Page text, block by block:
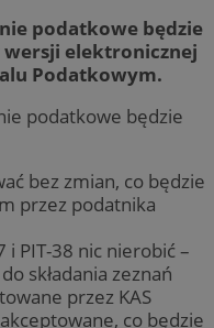
podatkowe będzie
elektronicznej
Podatkowym.
podatkowe będzie
bez zmian, co będzie
przez podatnika
i PIT-38 nic nierobić –
składania zeznań
przez KAS
co będzie